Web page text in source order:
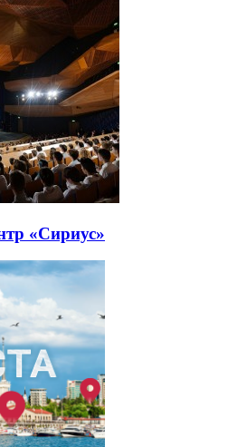
«Сириус»